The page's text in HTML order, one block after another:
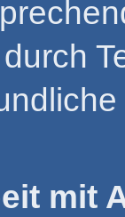
mit